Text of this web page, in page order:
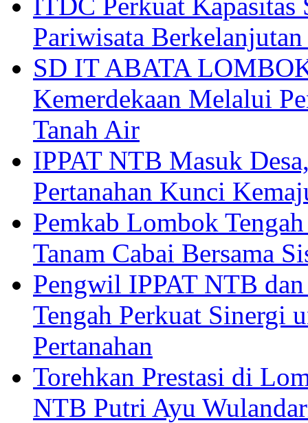
Pariwisata
SD IT ABATA
Kemerdekaan Melalui
Tanah Air
IPPAT NTB Masuk
Pertanahan Kunci
Pemkab Lombok
Tanam Cabai Bersama
Pengwil IPPAT NTB
Tengah Perkuat Sinergi
Pertanahan
Torehkan Prestasi di
NTB Putri Ayu